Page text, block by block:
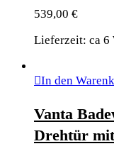
539,00 €
Lieferzeit: ca 6
In den
Vanta
Drehtür